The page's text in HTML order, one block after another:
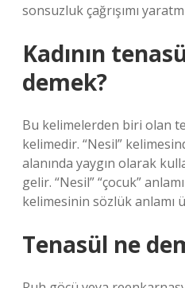
sonsuzluk çağrışımı
Kadının
demek?
Bu kelimelerden biri olan
kelimedir. “Nesil”
alanında yaygın olarak
gelir. “Nesil” “çocuk”
kelimesinin sözlük anlamı
Tenasül ne